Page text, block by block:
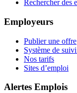
Rechercher des
Employeurs
Publier une offre
Système de
Nos tarifs
Sites d’emploi
Alertes Emplois